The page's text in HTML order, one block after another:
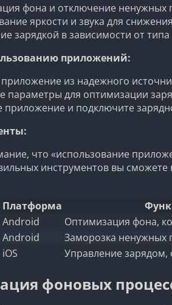
фона и отключение ненужных
яркости и звука для
зарядкой в зависимости от
приложений:
из надежного
параметры для оптимизации
приложение и подключите
что «использование
инструментов вы сможете
Платформа
Android
Оптимизация фона,
Android
Заморозка ненужных
iOS Управление зарядом,
фоновых